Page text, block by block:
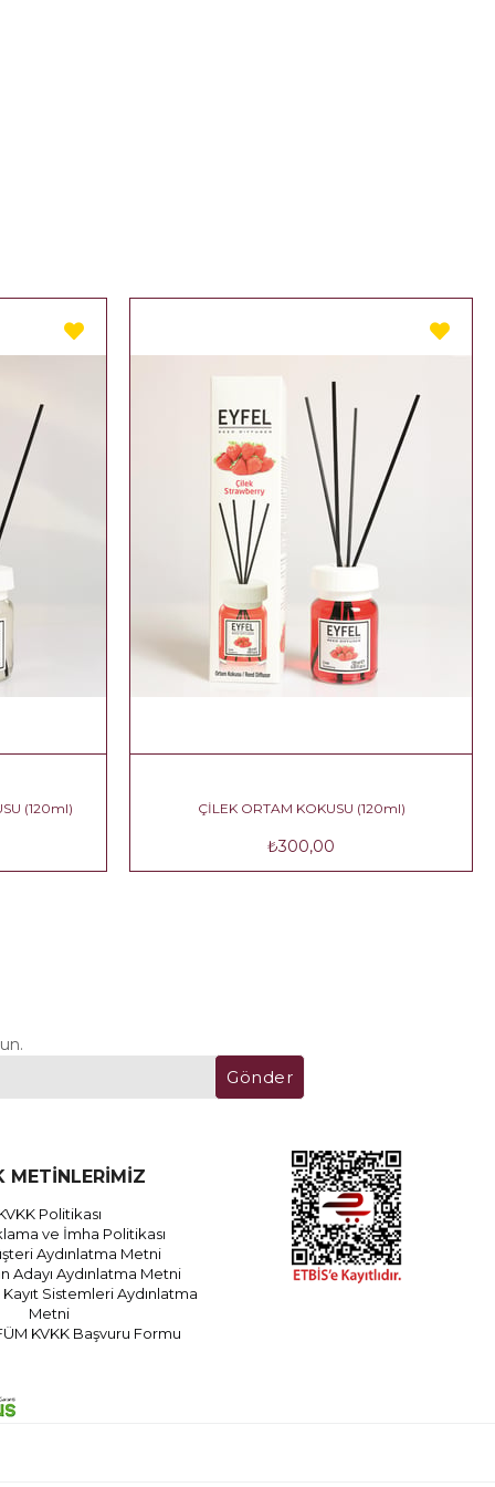
KOKUSU (120ml) ÇİLEK ORTAM KOKUSU (120ml)
Gönder
METİNLERİMİZ
Politikası
ve İmha Politikası
Aydınlatma Metni
Adayı Aydınlatma Metni
Sistemleri Aydınlatma
Metni
KVKK Başvuru Formu